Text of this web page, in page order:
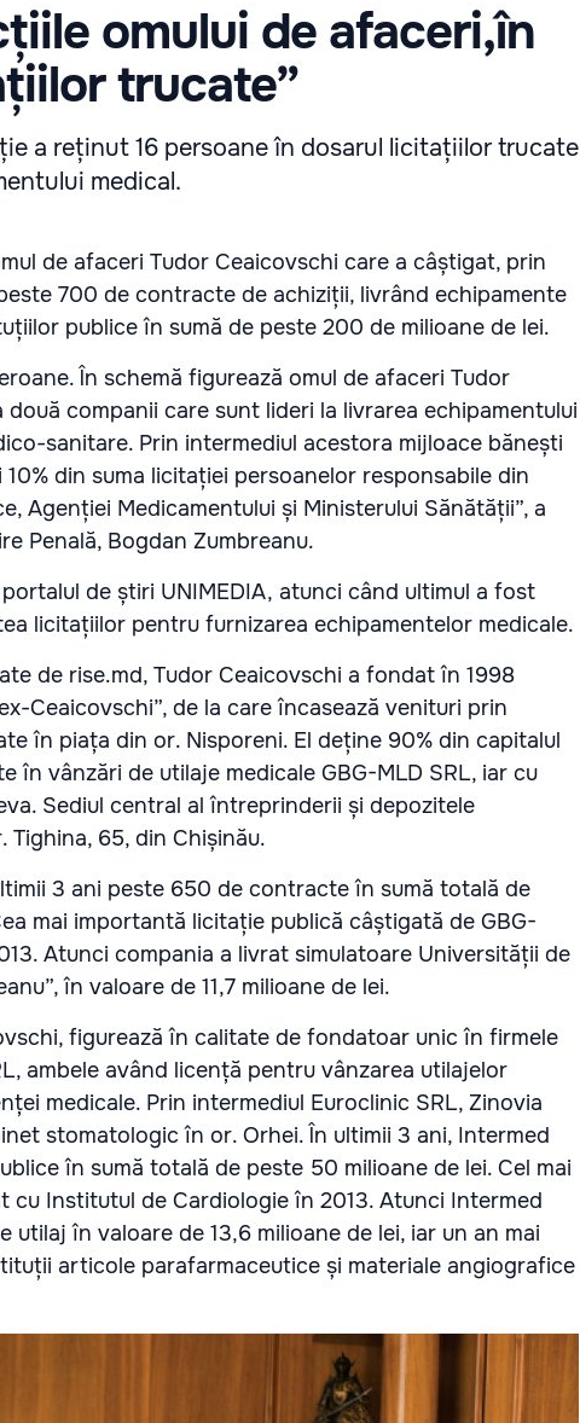
omului de afaceri,în
trucate”
a reținut 16 persoane în dosarul licitațiilor trucate
medical.
de afaceri Tudor Ceaicovschi care a câștigat, prin
700 de contracte de achiziții, livrând echipamente
publice în sumă de peste 200 de milioane de lei.
În schemă figurează omul de afaceri Tudor
companii care sunt lideri la livrarea echipamentului
sanitare. Prin intermediul acestora mijloace bănești
din suma licitației persoanelor responsabile din
Agenției Medicamentului și Ministerului Sănătății”, a
Penală, Bogdan Zumbreanu.
de știri UNIMEDIA, atunci când ultimul a fost
licitațiilor pentru furnizarea echipamentelor medicale.
de rise.md, Tudor Ceaicovschi a fondat în 1998
Ceaicovschi”, de la care încasează venituri prin
în piața din or. Nisporeni. El deține 90% din capitalul
în vânzări de utilaje medicale GBG-MLD SRL, iar cu
Sediul central al întreprinderii și depozitele
65, din Chișinău.
3 ani peste 650 de contracte în sumă totală de
mai importantă licitație publică câștigată de GBG-
Atunci compania a livrat simulatoare Universității de
în valoare de 11,7 milioane de lei.
figurează în calitate de fondatoar unic în firmele
ambele având licență pentru vânzarea utilajelor
medicale. Prin intermediul Euroclinic SRL, Zinovia
stomatologic în or. Orhei. În ultimii 3 ani, Intermed
în sumă totală de peste 50 milioane de lei. Cel mai
Institutul de Cardiologie în 2013. Atunci Intermed
utilaj în valoare de 13,6 milioane de lei, iar un an mai
articole parafarmaceutice și materiale angiografice